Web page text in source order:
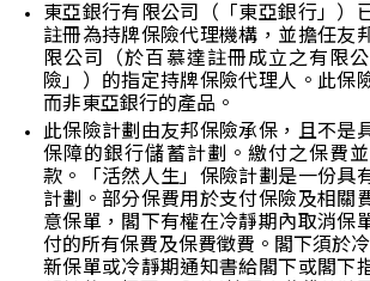
東亞銀行有限公司（「東亞銀行」）
註冊為持牌保險代理機構，並擔任友
限公司（於百慕達註冊成立之有限
險」）的指定持牌保險代理人。此保
而非東亞銀行的產品。
此保險計劃由友邦保險承保，且不是
保障的銀行儲蓄計劃。繳付之保費
款。「活然人生」保險計劃是一份具
計劃。部分保費用於支付保險及相關
意保單，閣下有權在冷靜期內取消保
付的所有保費及保費徵費。閣下須於
新保單或冷靜期通知書給閣下或閣下